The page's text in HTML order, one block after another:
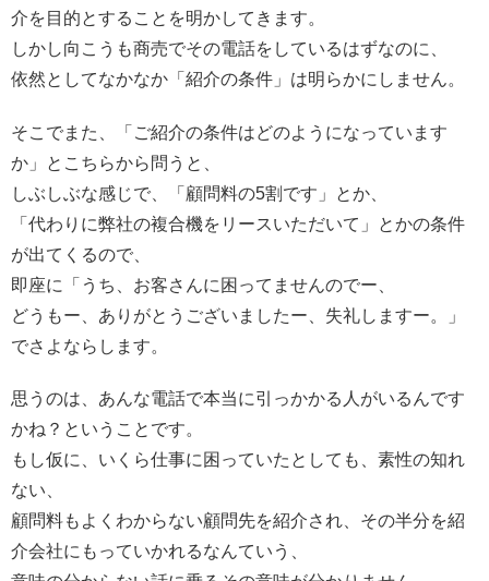
介を目的とすることを明かしてきます。
しかし向こうも商売でその電話をしているはずなのに、
依然としてなかなか「紹介の条件」は明らかにしません。
そこでまた、「ご紹介の条件はどのようになっています
か」とこちらから問うと、
しぶしぶな感じで、「顧問料の5割です」とか、
「代わりに弊社の複合機をリースいただいて」とかの条件
が出てくるので、
即座に「うち、お客さんに困ってませんのでー、
どうもー、ありがとうございましたー、失礼しますー。」
でさよならします。
思うのは、あんな電話で本当に引っかかる人がいるんです
かね？ということです。
もし仮に、いくら仕事に困っていたとしても、素性の知れ
ない、
顧問料もよくわからない顧問先を紹介され、その半分を紹
介会社にもっていかれるなんていう、